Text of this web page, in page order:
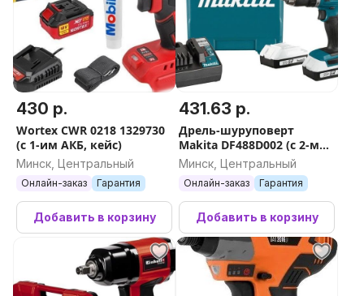
430 р.
Wortex CWR 0218 1329730
(с 1-им АКБ, кейс)
Минск, Центральный
Онлайн-заказ Гарантия
Добавить в корзину
431.63 р.
Дрель-шуруповерт
Makita DF488D002 (с 2-мя
АКБ, кейс)
Минск, Центральный
Онлайн-заказ Гарантия
Добавить в корзину